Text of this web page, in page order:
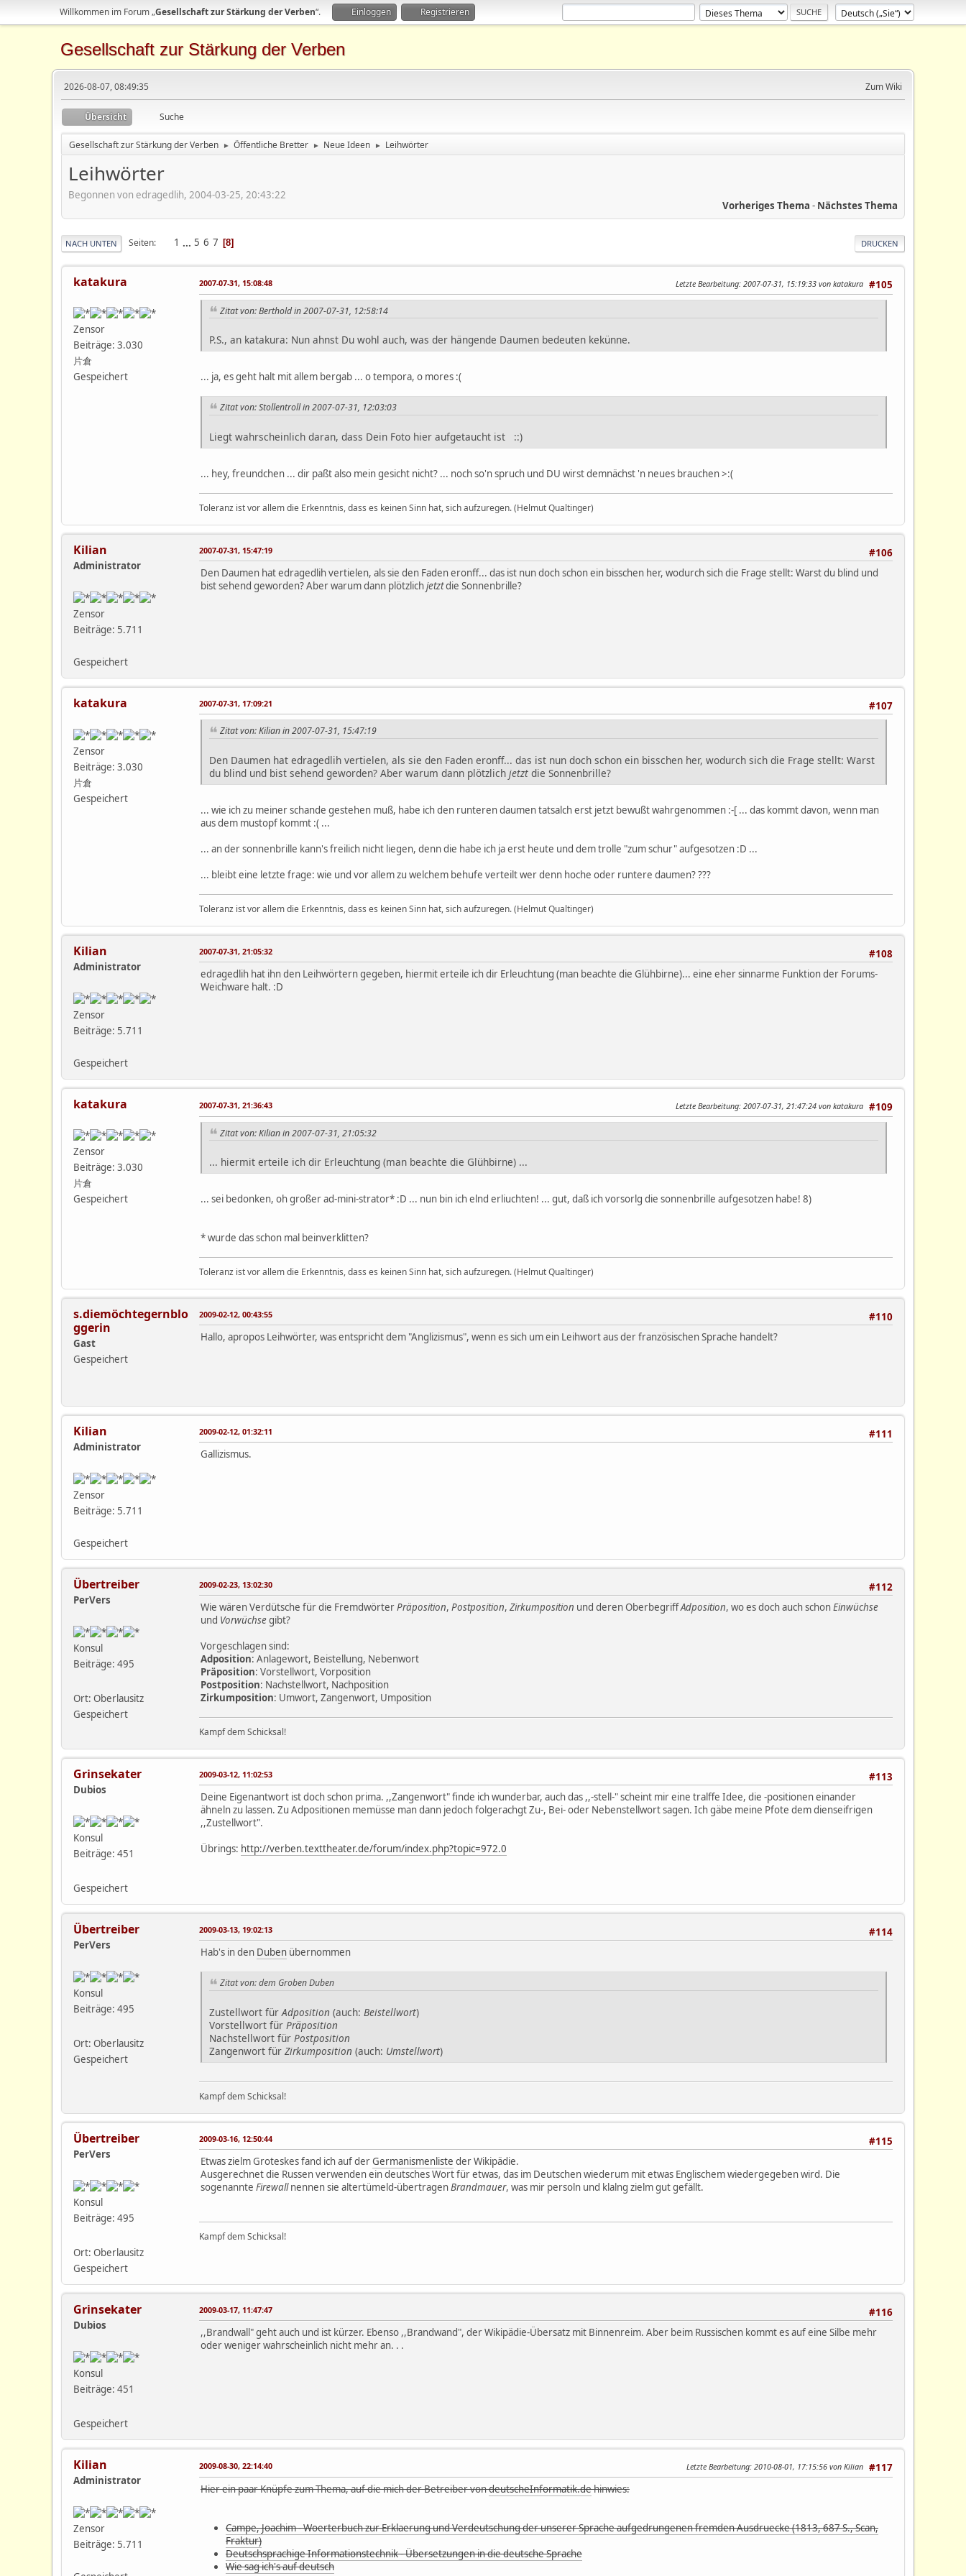
Willkommen im Forum „Gesellschaft zur Stärkung der Verben“. Einloggen Registrieren
Gesellschaft zur Stärkung der Verben
2026-08-07, 08:49:35 Zum Wiki
Übersicht Suche
Gesellschaft zur Stärkung der Verben ► Öffentliche Bretter ► Neue Ideen ► Leihwörter
Leihwörter
Begonnen von edragedlih, 2004-03-25, 20:43:22
Vorheriges Thema - Nächstes Thema
DRUCKEN
NACH UNTEN Seiten 1 ... 5 6 7 8
katakura
Zensor
Beiträge: 3.030
片倉
Gespeichert
#105
2007-07-31, 15:08:48 Letzte Bearbeitung: 2007-07-31, 15:19:33 von katakura
Zitat von: Berthold in 2007-07-31, 12:58:14
P.S., an katakura: Nun ahnst Du wohl auch, was der hängende Daumen bedeuten kekünne.
... ja, es geht halt mit allem bergab ... o tempora, o mores :(
Zitat von: Stollentroll in 2007-07-31, 12:03:03
Liegt wahrscheinlich daran, dass Dein Foto hier aufgetaucht ist ::)
... hey, freundchen ... dir paßt also mein gesicht nicht? ... noch so'n spruch und DU wirst demnächst 'n neues brauchen >:(
Toleranz ist vor allem die Erkenntnis, dass es keinen Sinn hat, sich aufzuregen. (Helmut Qualtinger)
Kilian
Administrator
Zensor
Beiträge: 5.711
Gespeichert
#106
2007-07-31, 15:47:19
Den Daumen hat edragedlih vertielen, als sie den Faden eronff... das ist nun doch schon ein bisschen her, wodurch sich die Frage stellt: Warst du blind und
bist sehend geworden? Aber warum dann plötzlichjetztdie Sonnenbrille?
katakura
Zensor
Beiträge: 3.030
片倉
Gespeichert
#107
2007-07-31, 17:09:21
Zitat von: Kilian in 2007-07-31, 15:47:19
Den Daumen hat edragedlih vertielen, als sie den Faden eronff... das ist nun doch schon ein bisschen her, wodurch sich die Frage stellt: Warst
du blind und bist sehend geworden? Aber warum dann plötzlich jetzt die Sonnenbrille?
... wie ich zu meiner schande gestehen muß, habe ich den runteren daumen tatsalch erst jetzt bewußt wahrgenommen :-[ ... das kommt davon, wenn man
aus dem mustopf kommt :( ...
... an der sonnenbrille kann's freilich nicht liegen, denn die habe ich ja erst heute und dem trolle "zum schur" aufgesotzen :D ...
... bleibt eine letzte frage: wie und vor allem zu welchem behufe verteilt wer denn hoche oder runtere daumen? ???
Toleranz ist vor allem die Erkenntnis, dass es keinen Sinn hat, sich aufzuregen. (Helmut Qualtinger)
Kilian
Administrator
Zensor
Beiträge: 5.711
Gespeichert
#108
2007-07-31, 21:05:32
edragedlih hat ihn den Leihwörtern gegeben, hiermit erteile ich dir Erleuchtung (man beachte die Glühbirne)... eine eher sinnarme Funktion der Forums-
Weichware halt. :D
katakura
Zensor
Beiträge: 3.030
片倉
Gespeichert
#109
2007-07-31, 21:36:43 Letzte Bearbeitung: 2007-07-31, 21:47:24 von katakura
Zitat von: Kilian in 2007-07-31, 21:05:32
... hiermit erteile ich dir Erleuchtung (man beachte die Glühbirne) ...
... sei bedonken, oh großer ad-mini-strator* :D ... nun bin ich elnd erliuchten! ... gut, daß ich vorsorlg die sonnenbrille aufgesotzen habe! 8)
* wurde das schon mal beinverklitten?
Toleranz ist vor allem die Erkenntnis, dass es keinen Sinn hat, sich aufzuregen. (Helmut Qualtinger)
s.diemöchtegernblo
ggerin
Gast
Gespeichert
#110
2009-02-12, 00:43:55
Hallo, apropos Leihwörter, was entspricht dem "Anglizismus", wenn es sich um ein Leihwort aus der französischen Sprache handelt?
Kilian
Administrator
Zensor
Beiträge: 5.711
Gespeichert
#111
2009-02-12, 01:32:11
Gallizismus.
Übertreiber
PerVers
Konsul
Beiträge: 495
Ort: Oberlausitz
Gespeichert
#112
2009-02-23, 13:02:30
Wie wären Verdütsche für die FremdwörterPräposition, Postposition, Zirkumposition und deren OberbegriffAdposition, wo es doch auch schonEinwüchse
und Vorwüchsegibt?
Vorgeschlagen sind:
Adposition: Anlagewort, Beistellung, Nebenwort
Präposition: Vorstellwort, Vorposition
Postposition: Nachstellwort, Nachposition
Zirkumposition: Umwort, Zangenwort, Umposition
Kampf dem Schicksal!
Grinsekater
Dubios
Konsul
Beiträge: 451
Gespeichert
#113
2009-03-12, 11:02:53
Deine Eigenantwort ist doch schon prima. ,,Zangenwort" finde ich wunderbar, auch das ,,-stell-" scheint mir eine tralffe Idee, die -positionen einander
ähneln zu lassen. Zu Adpositionen memüsse man dann jedoch folgerachgt Zu-, Bei- oder Nebenstellwort sagen. Ich gäbe meine Pfote dem dienseifrigen
,,Zustellwort".
Übrings: http://verben.texttheater.de/forum/index.php?topic=972.0
Übertreiber
PerVers
Konsul
Beiträge: 495
Ort: Oberlausitz
Gespeichert
#114
2009-03-13, 19:02:13
Hab's in den Duben übernommen
Zitat von: dem Groben Duben
Zustellwort für Adposition (auch: Beistellwort)
Vorstellwort für Präposition
Nachstellwort für Postposition
Zangenwort für Zirkumposition (auch: Umstellwort)
Kampf dem Schicksal!
Übertreiber
PerVers
Konsul
Beiträge: 495
Ort: Oberlausitz
Gespeichert
#115
2009-03-16, 12:50:44
Etwas zielm Groteskes fand ich auf derGermanismenliste der Wikipädie.
Ausgerechnet die Russen verwenden ein deutsches Wort für etwas, das im Deutschen wiederum mit etwas Englischem wiedergegeben wird. Die
sogenannte Firewallnennen sie altertümeld-übertragenBrandmauer, was mir persoln und klalng zielm gut gefällt.
Kampf dem Schicksal!
Grinsekater
Dubios
Konsul
Beiträge: 451
Gespeichert
#116
2009-03-17, 11:47:47
,,Brandwall" geht auch und ist kürzer. Ebenso ,,Brandwand", der Wikipädie-Übersatz mit Binnenreim. Aber beim Russischen kommt es auf eine Silbe mehr
oder weniger wahrscheinlich nicht mehr an. . .
Kilian
Administrator
Zensor
Beiträge: 5.711
#117
2009-08-30, 22:14:40 Letzte Bearbeitung: 2010-08-01, 17:15:56 von Kilian
Hier ein paar Knüpfe zum Thema, auf die mich der Betreiber vondeutscheInformatik.dehinwies:
Campe, Joachim - Woerterbuch zur Erklaerung und Verdeutschung der unserer Sprache aufgedrungenen fremden Ausdruecke (1813, 687 S., Scan,
Fraktur)
Deutschsprachige Informationstechnik - Übersetzungen in die deutsche Sprache
Wie sag ich's auf deutsch